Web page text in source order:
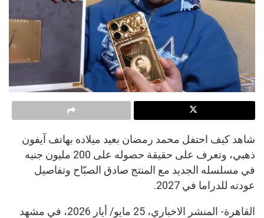
شاهد كيف احتفل محمد رمضان بعيد ميلاده بهاتف آيفون
ذهبي، وتعرف على حقيقة حصوله على 200 مليون جنيه
في مسلسله الجديد مع المنتج صادق الصبّاح وتفاصيل
عودته للدراما في 2027.
القاهرة- المنشر الاخباري، 25 مايو/ أيار 2026، في مشهد